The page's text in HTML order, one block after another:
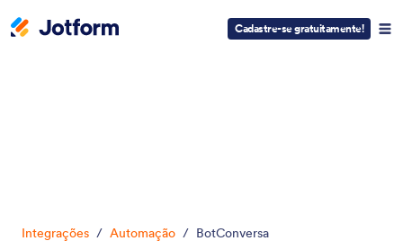
Cadastre-se gratuitamente!
Integrações / Automação / BotConversa